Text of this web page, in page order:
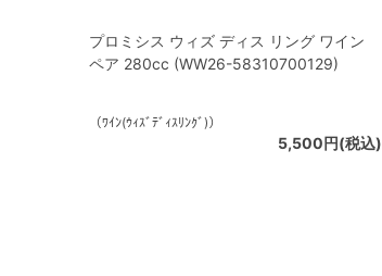
プロミシス ウィズ ディス リング ワイン
ペア 280cc (WW26-58310700129)
（ﾜｲﾝ(ｳｨｽﾞﾃﾞｨｽﾘﾝｸﾞ)）
5,500円(税込)